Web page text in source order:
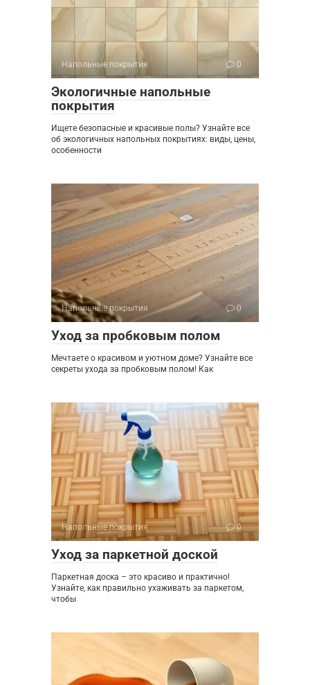
Напольные покрытия 0
Экологичные напольные
покрытия
Ищете безопасные и красивые полы? Узнайте все
об экологичных напольных покрытиях: виды, цены,
особенности
Напольные покрытия 0
Уход за пробковым полом
Мечтаете о красивом и уютном доме? Узнайте все
секреты ухода за пробковым полом! Как
Напольные покрытия 0
Уход за паркетной доской
Паркетная доска – это красиво и практично!
Узнайте, как правильно ухаживать за паркетом,
чтобы